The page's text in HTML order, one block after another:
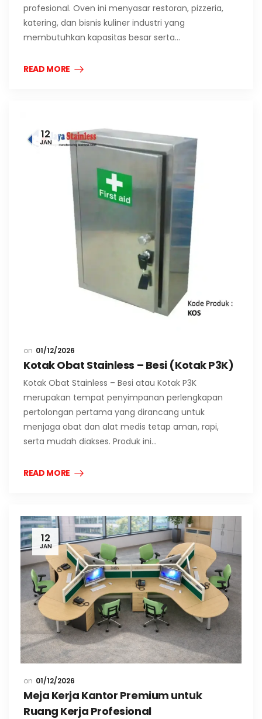
profesional. Oven ini menyasar restoran, pizzeria,
katering, dan bisnis kuliner industri yang
membutuhkan kapasitas besar serta…
READ MORE
12
JAN
01/12/2026
Kotak Obat Stainless – Besi (Kotak P3K)
Kotak Obat Stainless – Besi atau Kotak P3K
merupakan tempat penyimpanan perlengkapan
pertolongan pertama yang dirancang untuk
menjaga obat dan alat medis tetap aman, rapi,
serta mudah diakses. Produk ini…
READ MORE
12
JAN
01/12/2026
Meja Kerja Kantor Premium untuk
Ruang Kerja Profesional